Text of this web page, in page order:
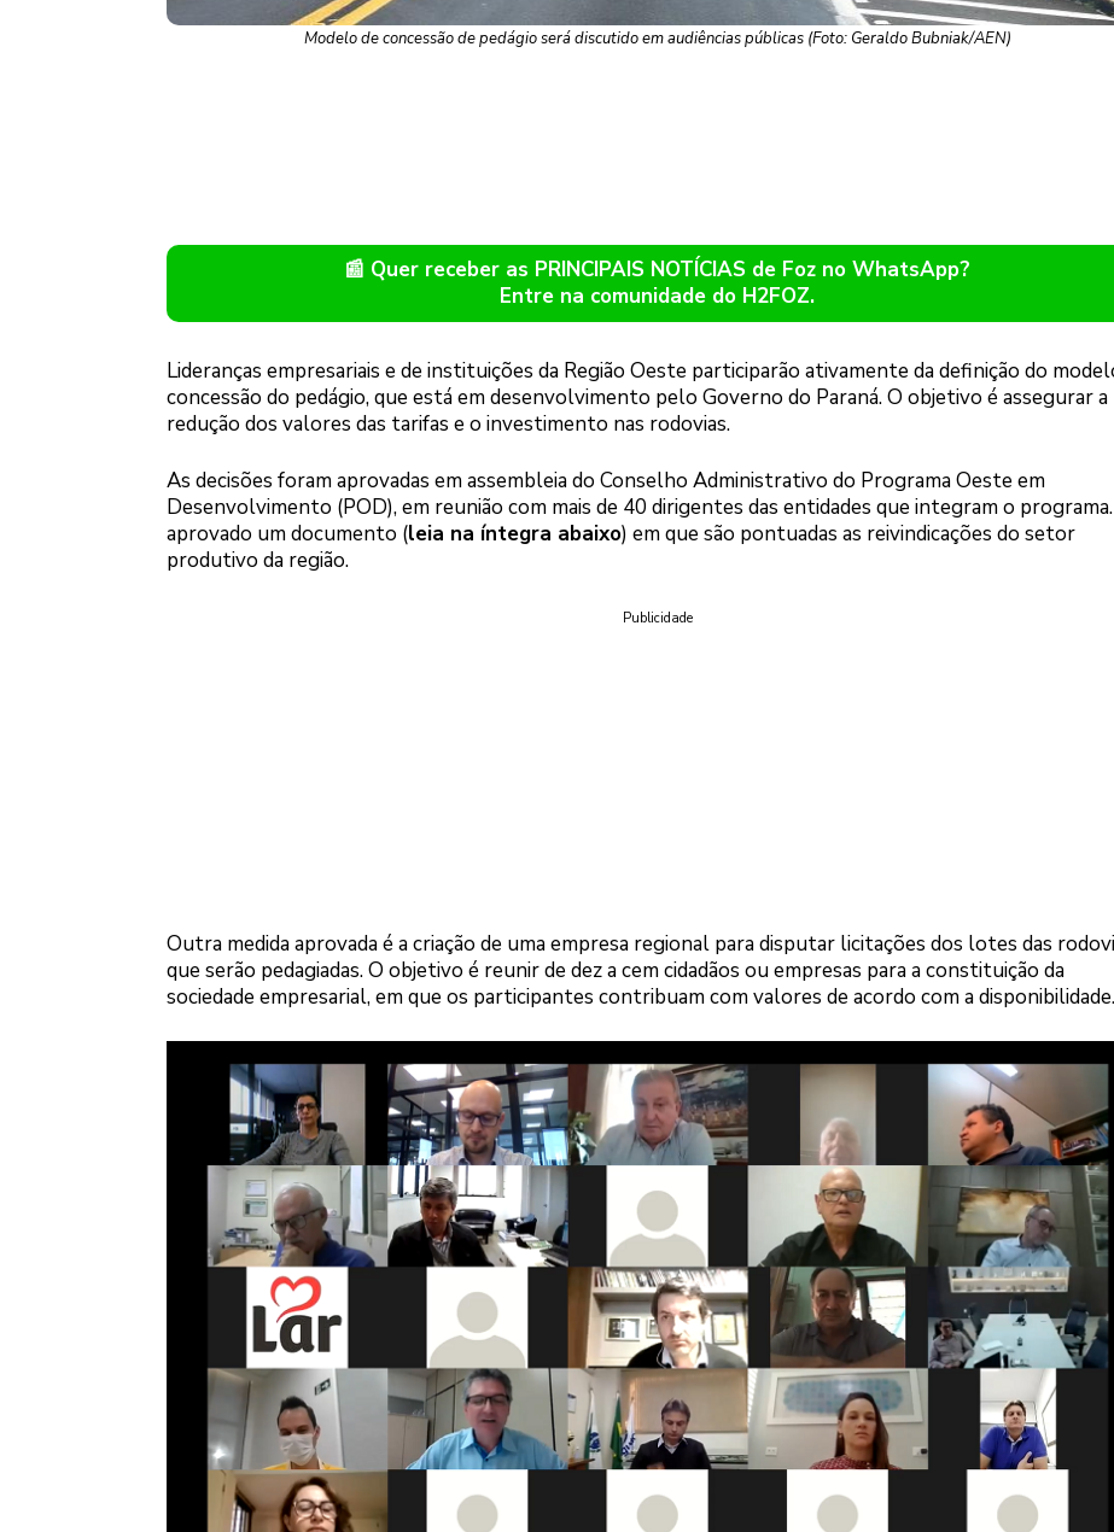
Modelo de concessão de pedágio será discutido em audiências públicas (Foto: Geraldo Bubniak/AEN)
📰 Quer receber as PRINCIPAIS NOTÍCIAS de Foz no WhatsApp?
Entre na comunidade do H2FOZ.
Lideranças empresariais e de instituições da Região Oeste participarão ativamente da definição do
concessão do pedágio, que está em desenvolvimento pelo Governo do Paraná. O objetivo é assegurar a
redução dos valores das tarifas e o investimento nas rodovias.
As decisões foram aprovadas em assembleia do Conselho Administrativo do Programa Oeste em
Desenvolvimento (POD), em reunião com mais de 40 dirigentes das entidades que integram o
aprovado um documento (leia na íntegra abaixo) em que são pontuadas as reivindicações do setor
produtivo da região.
Publicidade
Outra medida aprovada é a criação de uma empresa regional para disputar licitações dos lotes das
que serão pedagiadas. O objetivo é reunir de dez a cem cidadãos ou empresas para a constituição da
sociedade empresarial, em que os participantes contribuam com valores de acordo com a disponibilidade.